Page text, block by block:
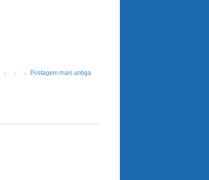
Postagem mais antiga